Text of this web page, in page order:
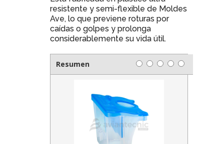
resistente y semi-flexible de Moldes
Ave, lo que previene roturas por
caídas o golpes y prolonga
considerablemente su vida útil.
Resumen